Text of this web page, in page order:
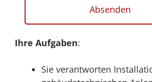
Absenden
Ihre Auf­ga­ben:
Sie ver­ant­wor­ten